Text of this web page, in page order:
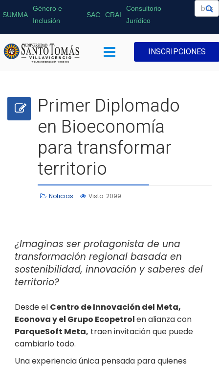
SUMMA
Género e
Inclusión
SAC CRAI
Consultorio
Jurídico
INSCRIPCIONES
Primer Diplomado
en Bioeconomía
para transformar
territorio
Noticias Visto: 2099
¿Imaginas ser protagonista de una
transformación regional basada en
sostenibilidad, innovación y saberes del
territorio?
Desde el Centro de Innovación del Meta,
Econova y el Grupo Ecopetrolen alianza con
ParqueSoft Meta, traen invitación que puede
cambiarlo todo.
Una experiencia única pensada para quienes